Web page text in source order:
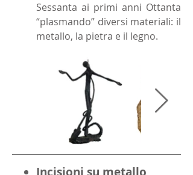
Sessanta ai primi anni Ottanta
“plasmando” diversi materiali: il
metallo, la pietra e il legno.